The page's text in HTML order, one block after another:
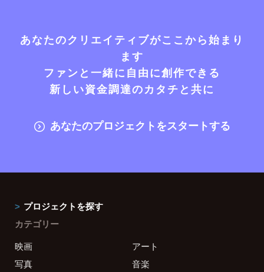
あなたのクリエイティブがここから始まり
ます
ファンと一緒に自由に創作できる
新しい資金調達のカタチと共に
あなたのプロジェクトをスタートする
プロジェクトを探す
カテゴリー
映画
アート
写真
音楽